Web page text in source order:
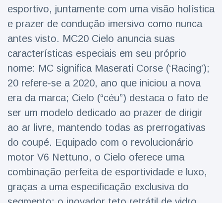
Notícias mais recentes
A 'fuga' de
algemas do
mágico faz a
plateia rir
16 July 205 Vistas
Conservacionistas
celebram o
nascimento do
primeiro tapir de
baixas terras no
zoológico do
Reino Unido em 14
anos
16 July 195 Vistas
Homem da Flórida
preso após lançar
fogos de artifício
de um carro em
movimento
173 Vistas
esportivo, juntamente com uma visão holística
e prazer de condução imersivo como nunca
antes visto. MC20 Cielo anuncia suas
características especiais em seu próprio
nome: MC significa Maserati Corse (‘Racing’);
20 refere-se a 2020, ano que iniciou a nova
era da marca; Cielo (“céu”) destaca o fato de
ser um modelo dedicado ao prazer de dirigir
ao ar livre, mantendo todas as prerrogativas
do coupé. Equipado com o revolucionário
motor V6 Nettuno, o Cielo oferece uma
combinação perfeita de esportividade e luxo,
graças a uma especificação exclusiva do